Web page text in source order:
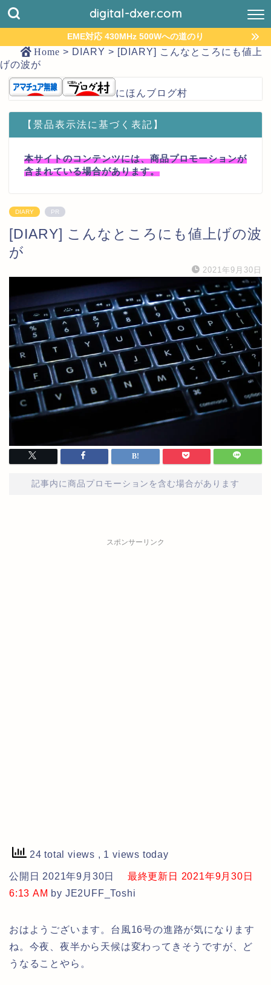
digital-dxer.com
EME対応 430MHz 500Wへの道のり
Home > DIARY > [DIARY] こんなところにも値上
げの波が
にほんブログ村
【景品表示法に基づく表記】
本サイトのコンテンツには、商品プロモーションが
含まれている場合があります。
DIARY PR
[DIARY] こんなところにも値上げの波
が
2021年9月30日
記事内に商品プロモーションを含む場合があります
スポンサーリンク
24 total views , 1 views today
公開日 2021年9月30日
最終更新日 2021年9月30日
6:13 AM by JE2UFF_Toshi
おはようございます。台風16号の進路が気になります
ね。今夜、夜半から天候は変わってきそうですが、ど
うなることやら。